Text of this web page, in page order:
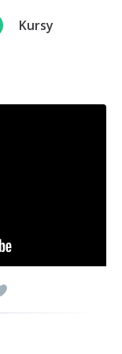
Kursy